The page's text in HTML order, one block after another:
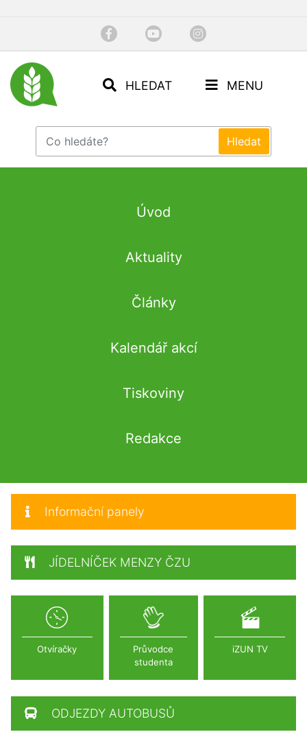
HLEDAT MENU
Úvod
Aktuality
Články
Kalendář akcí
Tiskoviny
Redakce
Informační panely
JÍDELNÍČEK MENZY ČZU
Otvíračky
Průvodce
studenta
iZUN TV
ODJEZDY AUTOBUSŮ